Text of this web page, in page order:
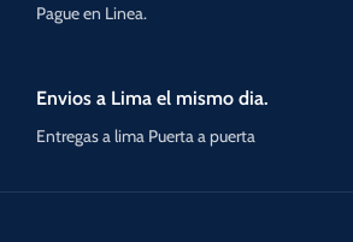
Pague en Linea.
Envios a Lima el mismo dia.
Entregas a lima Puerta a puerta